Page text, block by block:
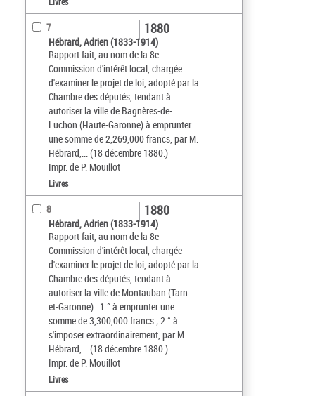
7
Hébrard, Adrien (1833-1914)
Rapport fait, au nom de la 8e
Commission d'intérêt local, chargée
d'examiner le projet de loi, adopté par la
Chambre des députés, tendant à
autoriser la ville de Bagnères-de-
Luchon (Haute-Garonne) à emprunter
une somme de 2,269,000 francs, par M.
Hébrard,... (18 décembre 1880.)
Impr. de P. Mouillot
1880
Livres
8
Hébrard, Adrien (1833-1914)
Rapport fait, au nom de la 8e
Commission d'intérêt local, chargée
d'examiner le projet de loi, adopté par la
Chambre des députés, tendant à
autoriser la ville de Montauban (Tarn-
et-Garonne) : 1 ° à emprunter une
somme de 3,300,000 francs ; 2 ° à
s'imposer extraordinairement, par M.
Hébrard,... (18 décembre 1880.)
Impr. de P. Mouillot
1880
Livres